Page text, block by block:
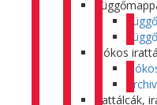
Fiókos
Irattálcák,